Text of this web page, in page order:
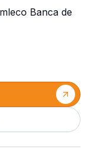
Banca de